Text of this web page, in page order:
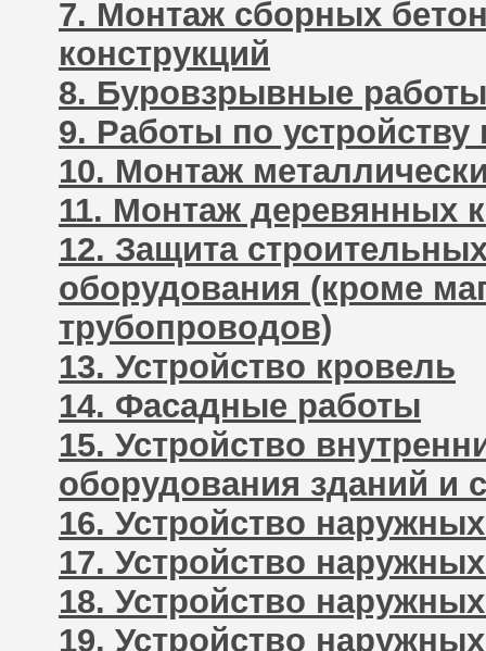
7. Монтаж сборных
конструкций
8. Буровзрывные
9. Работы по
10. Монтаж
11. Монтаж деревянных
12. Защита
оборудования (кроме
трубопроводов)
13. Устройство кровель
14. Фасадные работы
15. Устройство
оборудования зданий и
16. Устройство
17. Устройство
18. Устройство
19. Устройство